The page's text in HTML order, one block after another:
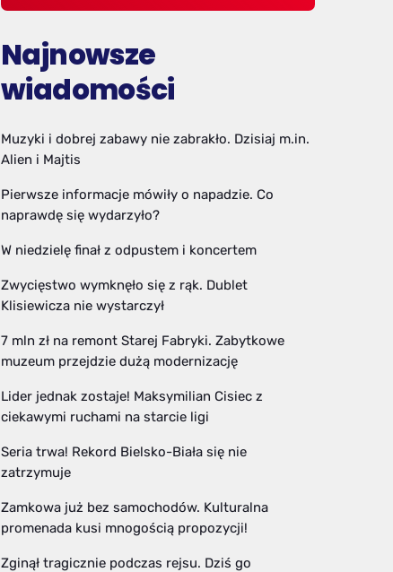
Najnowsze
wiadomości
Muzyki i dobrej zabawy nie zabrakło. Dzisiaj m.in.
Alien i Majtis
Pierwsze informacje mówiły o napadzie. Co
naprawdę się wydarzyło?
W niedzielę finał z odpustem i koncertem
Zwycięstwo wymknęło się z rąk. Dublet
Klisiewicza nie wystarczył
7 mln zł na remont Starej Fabryki. Zabytkowe
muzeum przejdzie dużą modernizację
Lider jednak zostaje! Maksymilian Cisiec z
ciekawymi ruchami na starcie ligi
Seria trwa! Rekord Bielsko-Biała się nie
zatrzymuje
Zamkowa już bez samochodów. Kulturalna
promenada kusi mnogością propozycji!
Zginął tragicznie podczas rejsu. Dziś go